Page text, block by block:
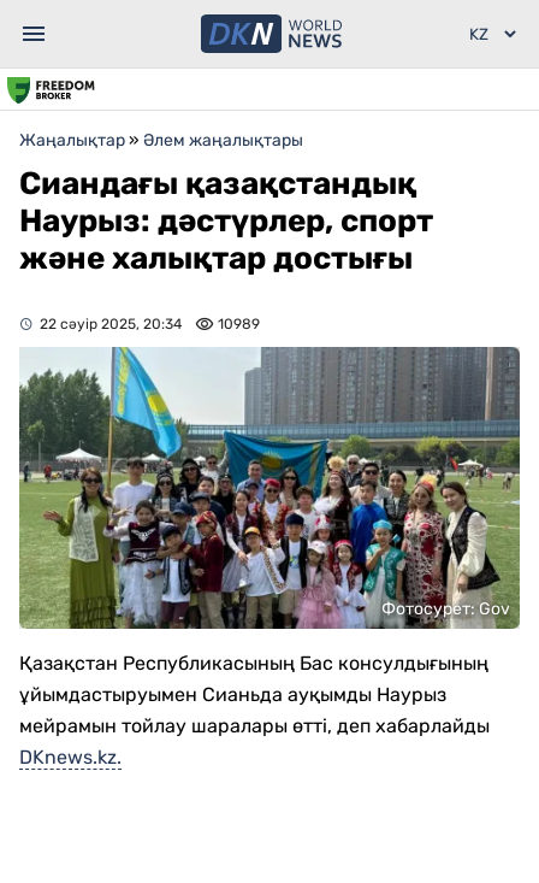
Жаңалықтар» Әлем жаңалықтары
Сиандағы қазақстандық
Наурыз: дәстүрлер, спорт
және халықтар достығы
22 сәуір 2025, 20:34 10989
Фотосурет: Gov
Қазақстан Республикасының Бас консулдығының
ұйымдастыруымен Сианьда ауқымды Наурыз
мейрамын тойлау шаралары өтті, деп хабарлайды
DKnews.kz.